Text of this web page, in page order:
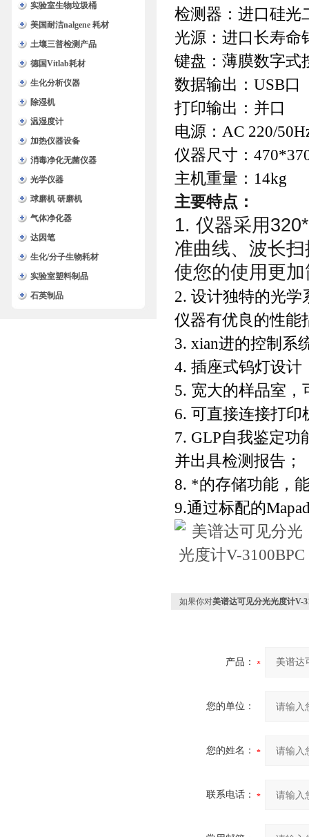
实验室生物垃圾桶
美国耐洁nalgene 耗材
土壤三普检测产品
德国Vitlab耗材
生化分析仪器
除湿机
温湿度计
加热仪器设备
消毒净化无菌仪器
光学仪器
球磨机 研磨机
气体净化器
达因笔
生化/分子生物耗材
实验室塑料制品
石英制品
检测器：进口硅光
光源：进口长寿命
键盘：薄膜数字式
数据输出：USB口
打印输出：并口
电源：AC 220/
仪器尺寸：
主机重量：14kg
主要特点：
1. 仪器采用
准曲线、波长
使您的使用更
2. 设计独特的光学
仪器有优良的性
3. xian进的控制系
4. 插座式钨灯设
5. 宽大的样品室
6. 可直接连接打
7. GLP自我鉴定
并出具检测报告；
8. *的存储功能，
9.通过标配的
如果你对美谱达可见分光光度计V-
产品：
您的单位：
您的姓名：
联系电话：